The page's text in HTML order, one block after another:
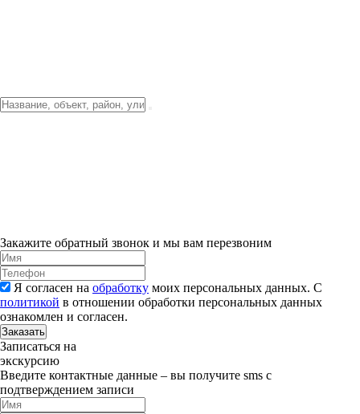
Закажите обратный звонок и мы вам перезвоним
Я согласен на обработку моих персональных данных. С
политикой в отношении обработки персональных данных
ознакомлен и согласен.
Заказать
Записаться на
экскурсию
Введите контактные данные – вы получите sms с
подтверждением записи